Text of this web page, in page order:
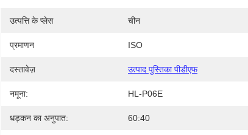
उत्पत्ति के प्लेस चीन
प्रमाणन ISO
दस्तावेज़ उत्पाद पुस्तिका पीडीएफ
नमूना: HL-P06E
धड़कन का अनुपात: 60:40